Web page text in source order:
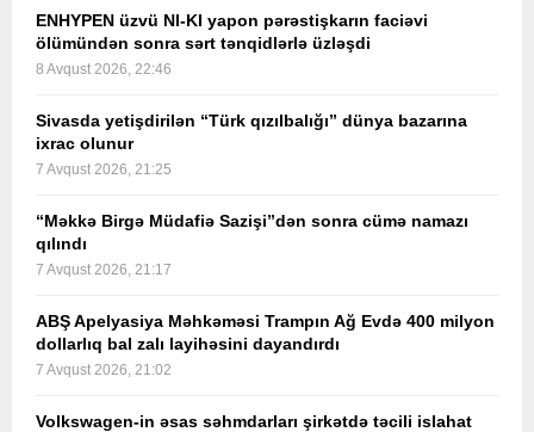
ENHYPEN üzvü NI-KI yapon pərəstişkarın faciəvi
ölümündən sonra sərt tənqidlərlə üzləşdi
8 Avqust 2026, 22:46
Sivasda yetişdirilən “Türk qızılbalığı” dünya bazarına
ixrac olunur
7 Avqust 2026, 21:25
“Məkkə Birgə Müdafiə Sazişi”dən sonra cümə namazı
qılındı
7 Avqust 2026, 21:17
ABŞ Apelyasiya Məhkəməsi Trampın Ağ Evdə 400 milyon
dollarlıq bal zalı layihəsini dayandırdı
7 Avqust 2026, 21:02
Volkswagen-in əsas səhmdarları şirkətdə təcili islahat